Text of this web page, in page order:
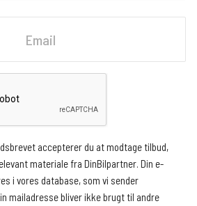
accepterer du at modtage tilbud,
som vi sender
bliver ikke brugt til andre